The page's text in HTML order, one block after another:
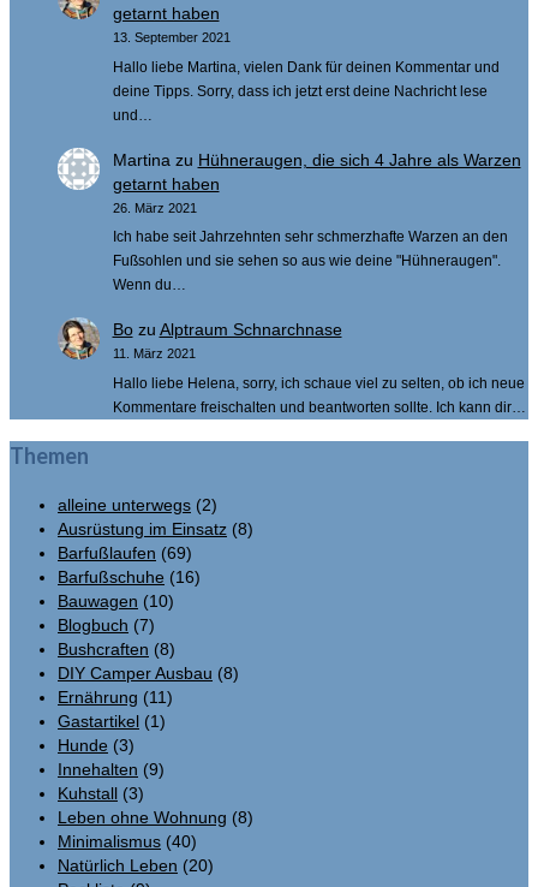
getarnt haben
13. September 2021
Hallo liebe Martina, vielen Dank für deinen Kommentar und
deine Tipps. Sorry, dass ich jetzt erst deine Nachricht lese
und…
Martina zu Hühneraugen, die sich 4 Jahre als Warzen
getarnt haben
26. März 2021
Ich habe seit Jahrzehnten sehr schmerzhafte Warzen an den
Fußsohlen und sie sehen so aus wie deine "Hühneraugen".
Wenn du…
Bozu Alptraum Schnarchnase
11. März 2021
Hallo liebe Helena, sorry, ich schaue viel zu selten, ob ich neue
Kommentare freischalten und beantworten sollte. Ich kann dir…
Themen
alleine unterwegs (2)
Ausrüstung im Einsatz (8)
Barfußlaufen (69)
Barfußschuhe (16)
Bauwagen (10)
Blogbuch (7)
Bushcraften (8)
DIY Camper Ausbau (8)
Ernährung (11)
Gastartikel (1)
Hunde (3)
Innehalten (9)
Kuhstall (3)
Leben ohne Wohnung (8)
Minimalismus (40)
Natürlich Leben (20)